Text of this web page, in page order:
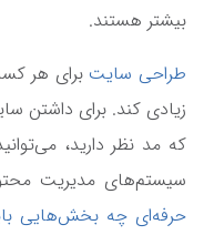
بیشتر هستند.
طراحی سایت برای هر
زیادی کند. برای داشتن
که مد نظر دارید،
سیستم‌های مدیریت
حرفه‌ای چه بخش‌هایی